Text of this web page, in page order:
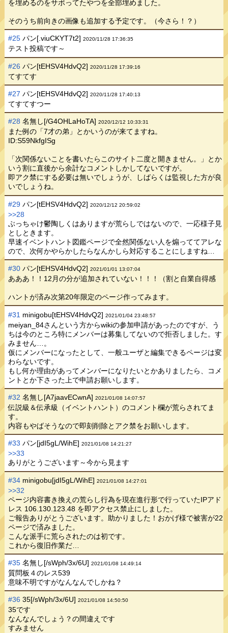
を埋めるのをサボってたやつを全部埋めました。
そのうち前向きの画像も追加する予定です。（今さら！？）
#25 パン[.viuCKYT7t2]2020/11/28 17:36:35
テスト投稿です～
#26 パン[tEHSV4HdvQ2]2020/11/28 17:39:16
てすてす
#27 パン[tEHSV4HdvQ2]2020/11/28 17:40:13
てすてすつー
#28 名無し[/G4OHLaHoTA]2020/12/12 10:33:31
また例の「7才の弟」とかいうのが来てますね。
ID:S59NkfgISg
「次関係ないことを書いたらこのサイト二度と開きません。」とか
いう割に直後から余計なコメントしかしてないですが。
即アク禁にする必要は無いでしょうが、しばらくは監視した方が良
いでしょうね。
#29 パン[tEHSV4HdvQ2]2020/12/12 20:59:02
>>28
ぶっちゃけ鬱陶しくはありますが荒らしではないので、一応様子見
としときます。
早速イベントハント図鑑ページで全然関係ない人を煽っててアレな
ので、次何かやらかしたらなんかしら対応することにしますね…
#30 パン[tEHSV4HdvQ2]2021/01/01 13:07:04
あああ！！12月の分が追加されていない！！！（割と自業自得感
ハントが済み次第20年限定のページ作ってみます。
#31 minigobu[tEHSV4HdvQ2]2021/01/04 23:48:57
meiyan_84さんという方からwikiの参加申請があったのですが、う
ちは今のところ特にメンバーは募集してないので拒否しました。す
みません…。
仮にメンバーになったとして、一般ユーザと編集できるページは変
わらないです。
もし何か理由があってメンバーになりたいとかありましたら、コメ
ントとか下さった上で申請お願いします。
#32 名無し[A7jaavECwnA]2021/01/08 14:07:57
伝説級＆伝承級（イベントハント）のコメント欄が荒らされてま
す。
内容もやばそうなので即刻削除とアク禁をお願いします。
#33 パン[jdI5gL/WihE]2021/01/08 14:21:27
>>33
ありがとうございます～今から見ます
#34 minigobu[jdI5gL/WihE]2021/01/08 14:27:01
>>32
ページ内容書き換えの荒らし行為を現在進行形で行っていたIPアド
レス 106.130.123.48 を即アクセス禁止にしました。
ご報告ありがとうございます。助かりました！おかげ様で被害が22
ページで済みました。
こんな派手に荒らされたのは初です。
これから復旧作業だ…
#35 名無し[/sWph/3x/6U]2021/01/08 14:49:14
質問板４のレス539
意味不明ですがなんなんでしかね？
#36 35[/sWph/3x/6U]2021/01/08 14:50:50
35です
なんなんでしょう？の間違えです
すみません